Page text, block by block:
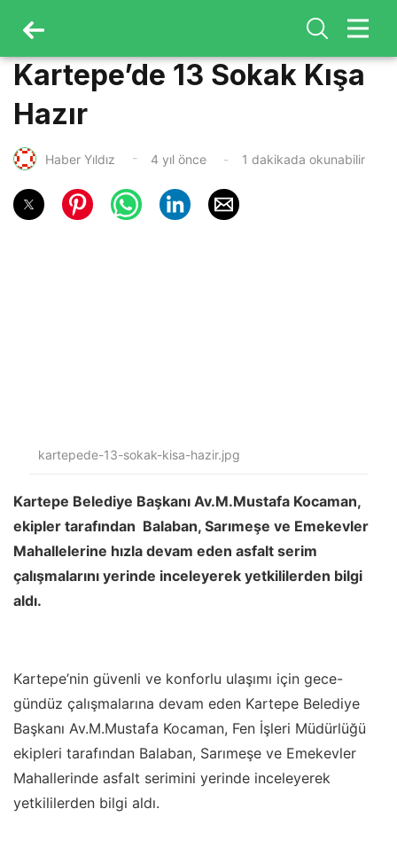
Kartepe’de 13 Sokak Kışa
Hazır
Haber Yıldız 4 yıl önce 1 dakikada okunabilir
kartepede-13-sokak-kisa-hazir.jpg
Kartepe Belediye Başkanı Av.M.Mustafa Kocaman,
ekipler tarafından Balaban, Sarımeşe ve Emekevler
Mahallelerine hızla devam eden asfalt serim
çalışmalarını yerinde inceleyerek yetkililerden bilgi
aldı.
Kartepe’nin güvenli ve konforlu ulaşımı için gece-
gündüz çalışmalarına devam eden Kartepe Belediye
Başkanı Av.M.Mustafa Kocaman, Fen İşleri Müdürlüğü
ekipleri tarafından Balaban, Sarımeşe ve Emekevler
Mahallerinde asfalt serimini yerinde inceleyerek
yetkililerden bilgi aldı.